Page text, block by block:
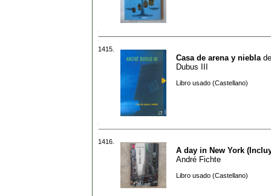
1415.
Casa de arena y niebla
Dubus III
Libro usado (Castellano)
1416.
A day in New York
André Fichte
Libro usado (Castellano)